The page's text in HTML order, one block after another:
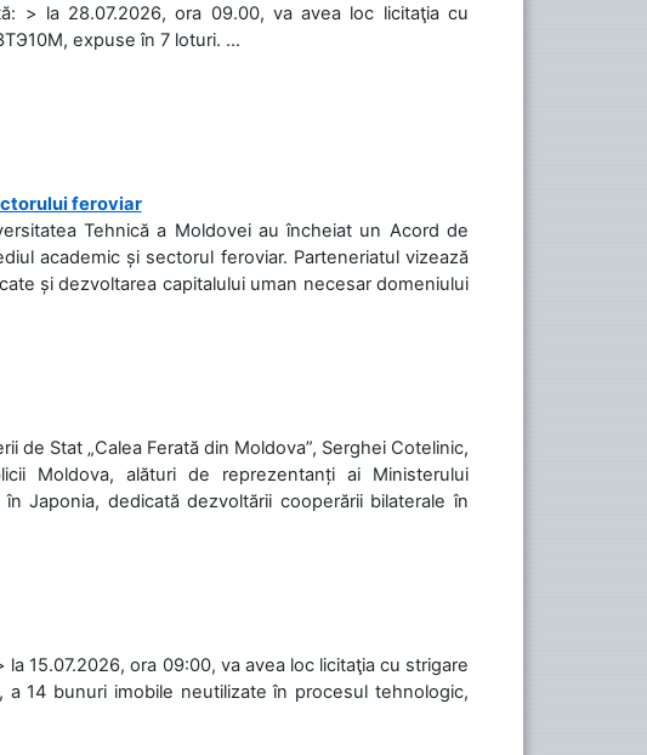
> la 28.07.2026, ora 09.00, va avea loc licitaţia cu
expuse în 7 loturi. ...
feroviar
Tehnică a Moldovei au încheiat un Acord de
academic și sectorul feroviar. Parteneriatul vizează
și dezvoltarea capitalului uman necesar domeniului
de Stat „Calea Ferată din Moldova”, Serghei Cotelinic,
Moldova, alături de reprezentanți ai Ministerului
Japonia, dedicată dezvoltării cooperării bilaterale în
15.07.2026, ora 09:00, va avea loc licitaţia cu strigare
14 bunuri imobile neutilizate în procesul tehnologic,